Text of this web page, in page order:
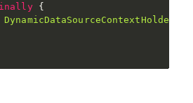
{
DynamicDataSourceContextHolder